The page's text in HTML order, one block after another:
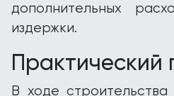
дополнительных
издержки.
Практический
В ходе